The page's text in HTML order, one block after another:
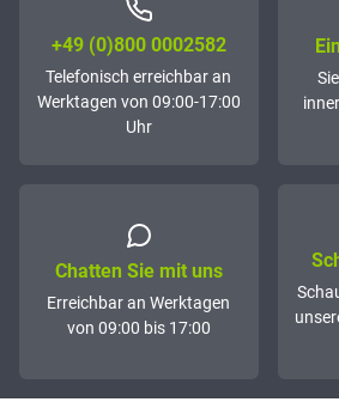
+49 (0)800 0002582
Telefonisch erreichbar an
Werktagen von 09:00-17:00
Uhr
Chatten Sie mit uns
Erreichbar an Werktagen
von 09:00 bis 17:00